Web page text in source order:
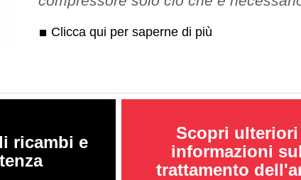
Clicca qui per saperne di più
ricambi e
Scopri ulteriori
informazioni sul
trattamento